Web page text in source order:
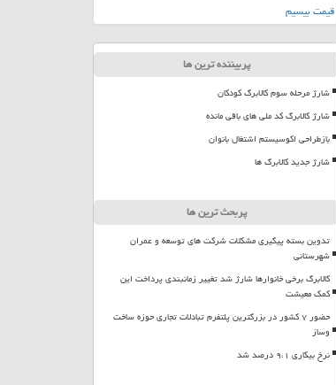
قیمت بیسیم
پربیننده ترین ها
شارژ مرحله سوم کالابرگ کودکان
شارژ کالابرگ کد ملی های باقی مانده
بازطراحی اکوسیستم اشتغال بانوان
شارژ جدید کالابرگ ها
پربحث ترین ها
تدوین بسته پیگیری مشکلات شرکت های توسعه و عمران
شهرستانی
کالابرگ برخی خانوارها شارژ شد تغییر زمانبندی پرداخت این
کمک معیشت
حضور ۷ کشور در بزرگترین پلتفرم تبادلات تجاری حوزه ساخت
وساز
نرخ بیکاری ۹،۱ درصد شد